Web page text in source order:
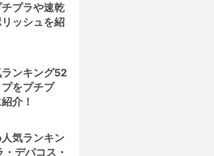
プラや速乾
ッシュを紹
ンキング52
をプチプ
介！
気ランキン
デパコス・